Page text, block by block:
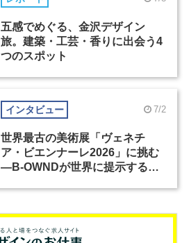
五感でめぐる、金沢デザイン
旅。建築・工芸・香りに出会う4
つのスポット
インタビュー 7/2
世界最古の美術展「ヴェネチ
ア・ビエンナーレ2026」に挑む
―B-OWNDが世界に提示する美